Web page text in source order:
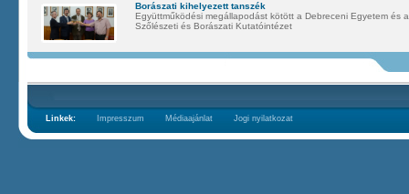
Borászati kihelyezett tanszék
Együttműködési megállapodást kötött a Debreceni Egyetem és
Szőlészeti és Borászati Kutatóintézet
Linkek: Impresszum Médiaajánlat Jogi nyilatkozat